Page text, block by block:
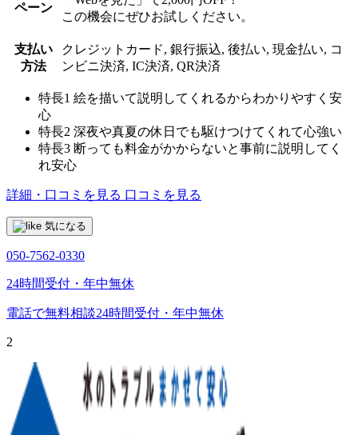
ペーン
この機会にぜひお試しください。
支払い
方法
クレジットカード, 銀行振込, 後払い, 現金払い, コ
ンビニ決済, IC決済, QR決済
特長1 絵を描いて説明してくれるからわかりやすく安
心
特長2 深夜や真夏の休日でも駆けつけてくれて心強い
特長3 断っても料金がかからないと事前に説明してく
れ安心
詳細・口コミを見る 口コミを見る
気になる
050-7562-0330
24時間受付・年中無休
電話で無料相談24時間受付・年中無休
2